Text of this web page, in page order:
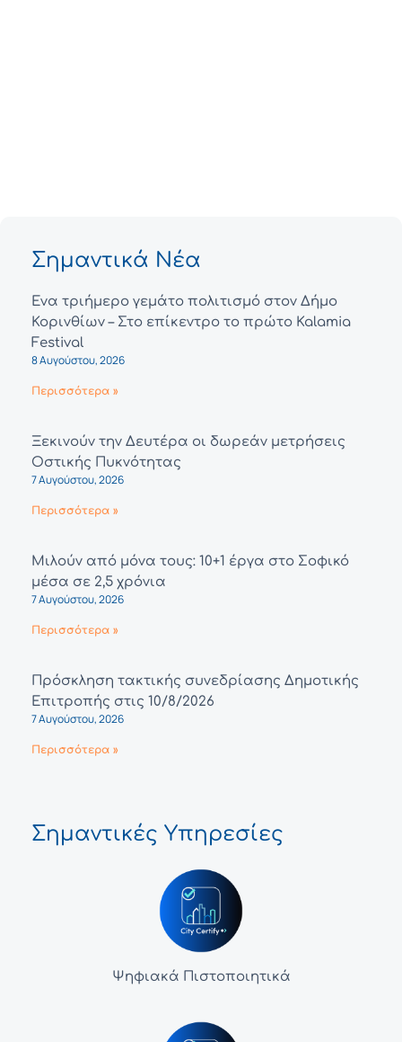
Σημαντικά Νέα
Ένα τριήμερο γεμάτο πολιτισμό στον Δήμο
Κορινθίων – Στο επίκεντρο το πρώτο Kalamia
Festival
8 Αυγούστου, 2026
Περισσότερα »
Ξεκινούν την Δευτέρα οι δωρεάν μετρήσεις
Οστικής Πυκνότητας
7 Αυγούστου, 2026
Περισσότερα »
Μιλούν από μόνα τους: 10+1 έργα στο Σοφικό
μέσα σε 2,5 χρόνια
7 Αυγούστου, 2026
Περισσότερα »
Πρόσκληση τακτικής συνεδρίασης Δημοτικής
Επιτροπής στις 10/8/2026
7 Αυγούστου, 2026
Περισσότερα »
Σημαντικές Υπηρεσίες
Ψηφιακά Πιστοποιητικά